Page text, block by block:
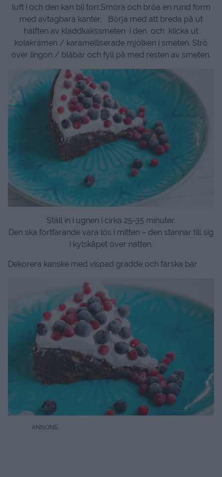
luft i och den kan bli torr.Smöra och bröa en rund form
med avtagbara kanter, Börja med att breda på ut
hälften av kladdkakssmeten i den, och klicka ut
kolakrämen / karamelliserade mjölken i smeten. Strö
över lingon / blåbär och fyll på med resten av smeten.
Ställ in i ugnen i cirka 25-35 minuter.
Den ska fortfarande vara lös i mitten – den stannar till sig
i kylskåpet över natten.
Dekorera kanske med vispad grädde och färska bär